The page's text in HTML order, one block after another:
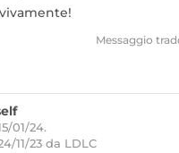
Messaggio
01/24.
11/23 da LDLC